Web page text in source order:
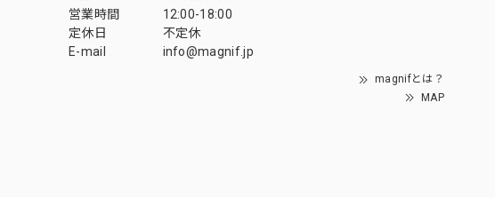
営業時間
12:00-18:00
定休日
不定休
E-mail
info@magnif.jp
magnifとは？
MAP